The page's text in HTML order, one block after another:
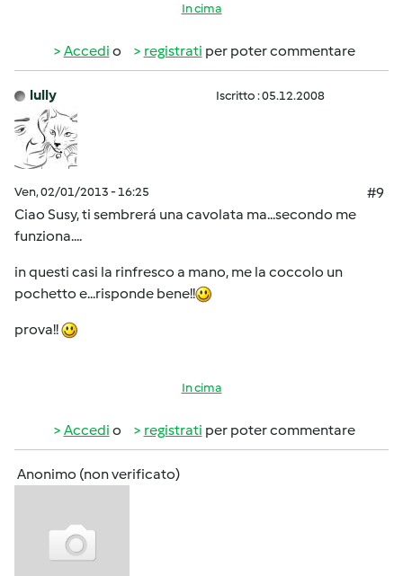
In cima
Accedi o registrati per poter commentare
lully Iscritto : 05.12.2008
Ven, 02/01/2013 - 16:25
#9
Ciao Susy, ti sembrerá una cavolata ma...secondo me
funziona....
in questi casi la rinfresco a mano, me la coccolo un
pochetto e...risponde bene!!
prova!!
In cima
Accedi o registrati per poter commentare
Anonimo (non verificato)